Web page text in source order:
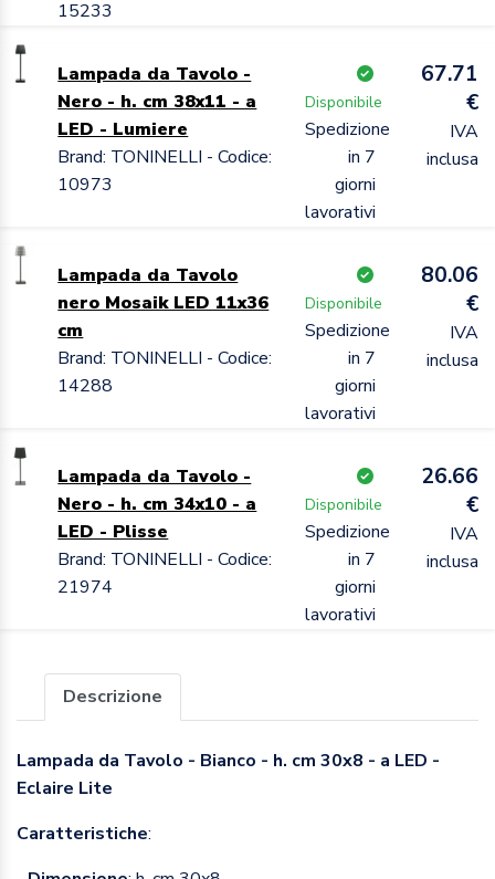
15233
Lampada da Tavolo -
Nero - h. cm 38x11 - a
LED - Lumiere
Brand: TONINELLI - Codice:
10973
Disponibile
Spedizione
in 7
giorni
lavorativi
67.71
€
IVA
inclusa
Lampada da Tavolo
nero Mosaik LED 11x36
cm
Brand: TONINELLI - Codice:
14288
Disponibile
Spedizione
in 7
giorni
lavorativi
80.06
€
IVA
inclusa
Lampada da Tavolo -
Nero - h. cm 34x10 - a
LED - Plisse
Brand: TONINELLI - Codice:
21974
Disponibile
Spedizione
in 7
giorni
lavorativi
26.66
€
IVA
inclusa
Descrizione
Lampada da Tavolo - Bianco - h. cm 30x8 - a LED -
Eclaire Lite
Caratteristiche: